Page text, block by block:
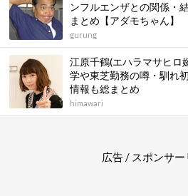
ンフルエンザとの関係・
まとめ【アダモちゃん】
gurung
江原千鶴(エハラマサヒロ
学や東芝勤務の噂・馴れ
情報も総まとめ
himawari
広告 / スポンサー